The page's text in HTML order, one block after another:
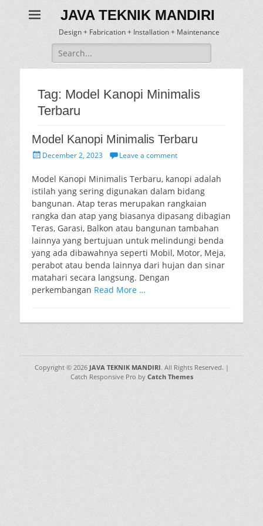
JAVA TEKNIK MANDIRI
Design + Fabrication + Installation + Maintenance
Search
for:
Tag: Model Kanopi Minimalis
Terbaru
Model Kanopi Minimalis Terbaru
PostedDecember 2, 2023 Leave a comment
Model Kanopi Minimalis Terbaru, kanopi adalah
istilah yang sering digunakan dalam bidang
bangunan. Atap teras merupakan rangkaian
rangka dan atap yang biasanya dipasang dibagian
Teras, Garasi, Balkon atau bangunan tambahan
lainnya yang bertujuan untuk melindungi benda
yang ada dibawahnya seperti Mobil, Motor, Meja,
perabot atau benda lainnya dari hujan dan sinar
matahari secara langsung. Dengan
perkembangan Read More …
Copyright © 2026 JAVA TEKNIK MANDIRI. All Rights Reserved. |
Catch Responsive Pro by Catch Themes